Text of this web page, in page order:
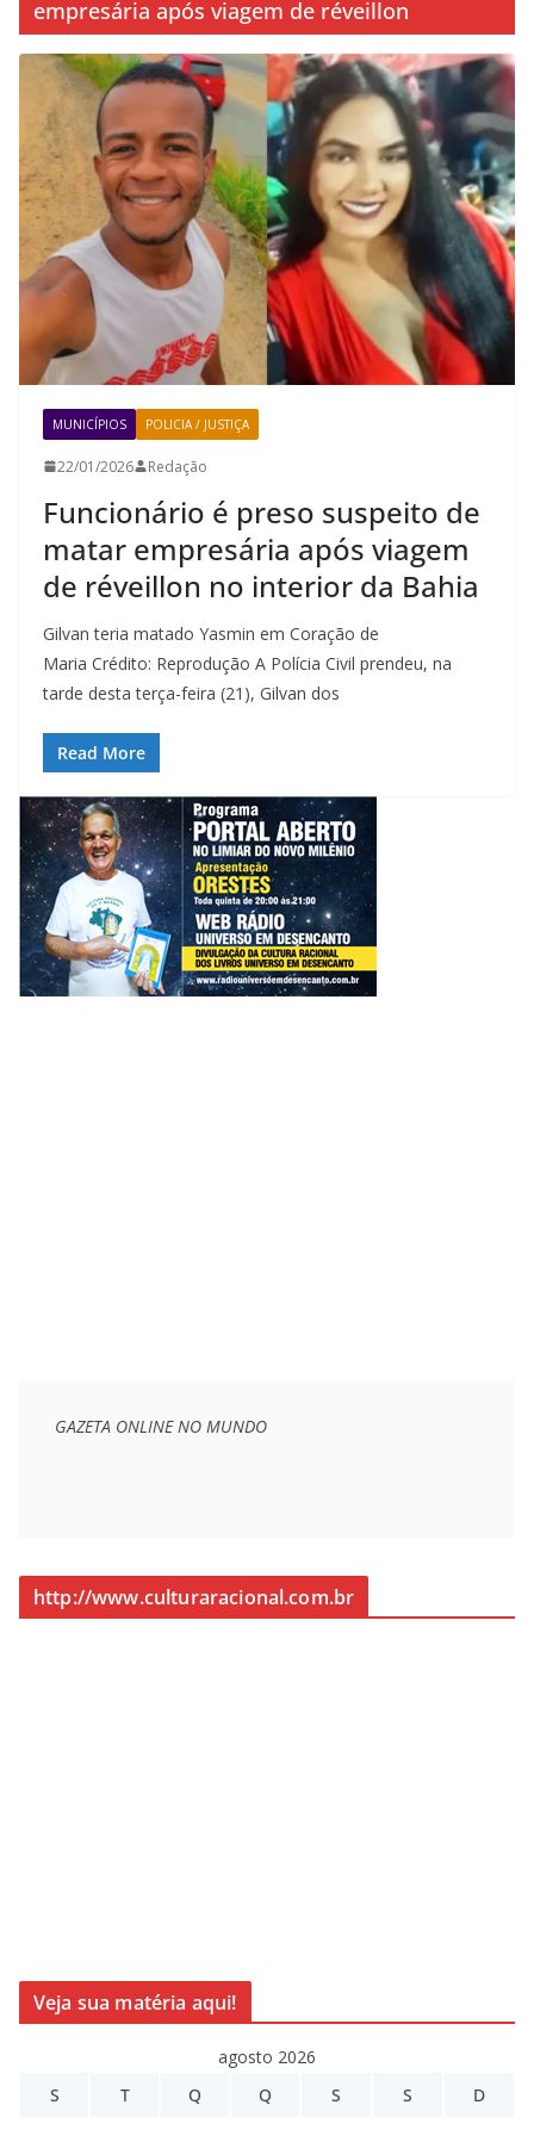
empresária após viagem de réveillon
MUNICÍPIOS POLICIA / JUSTIÇA
22/01/2026 Redação
Funcionário é preso suspeito de
matar empresária após viagem
de réveillon no interior da Bahia
Gilvan teria matado Yasmin em Coração de
Maria Crédito: Reprodução A Polícia Civil prendeu, na
tarde desta terça-feira (21), Gilvan dos
Read More
GAZETA ONLINE NO MUNDO
http://www.culturaracional.com.br
Veja sua matéria aqui!
agosto 2026
S
T Q Q S S D